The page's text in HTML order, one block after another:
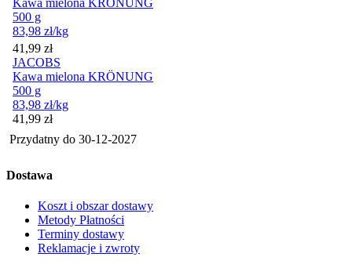
Kawa mielona KRÖNUNG
500 g
83,98 zł/kg
Cena
41,99 zł
JACOBS
Kawa mielona KRÖNUNG
500 g
83,98 zł/kg
Cena
41,99 zł
Przydatny do 30-12-2027
Dostawa
Koszt i obszar dostawy
Metody Płatności
Terminy dostawy
Reklamacje i zwroty